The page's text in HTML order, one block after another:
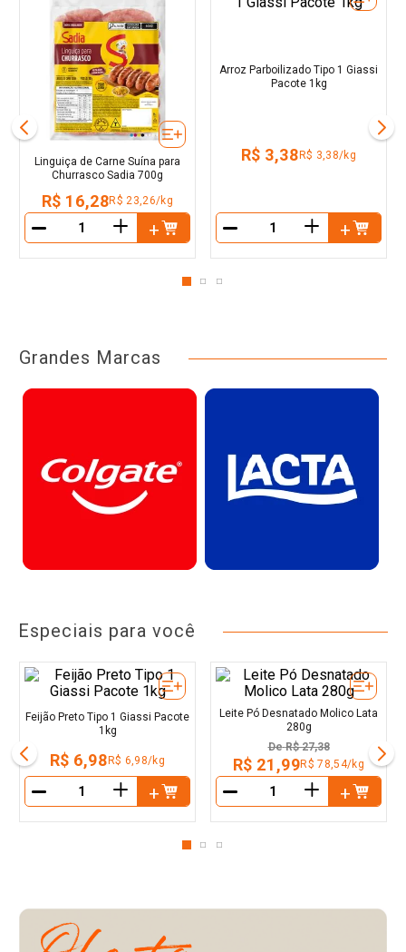
Linguiça de Carne Suína para
Churrasco Sadia 700g
R$ 16,28R$ 23,26/kg
＋
－
Arroz Parboilizado Tipo 1 Giassi
Pacote 1kg
R$ 3,38R$ 3,38/kg
＋
－
Grandes Marcas
Especiais para você
Feijão Preto Tipo 1 Giassi Pacote
1kg
R$ 6,98R$ 6,98/kg
＋
－
Leite Pó Desnatado Molico Lata
280g
De R$ 27,38
R$ 21,99R$ 78,54/kg
＋
－